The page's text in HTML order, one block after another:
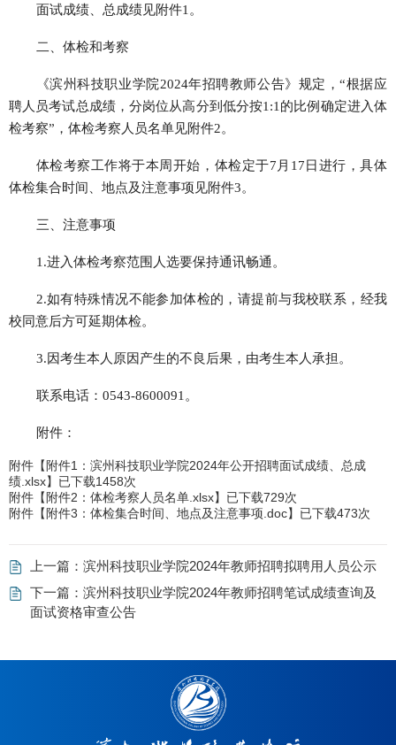
面试成绩、总成绩见附件1。
二、体检和考察
《滨州科技职业学院2024年招聘教师公告》规定，“根据应
聘人员考试总成绩，分岗位从高分到低分按1:1的比例确定进入体
检考察”，体检考察人员名单见附件2。
体检考察工作将于本周开始，体检定于7月17日进行，具体
体检集合时间、地点及注意事项见附件3。
三、注意事项
1.进入体检考察范围人选要保持通讯畅通。
2.如有特殊情况不能参加体检的，请提前与我校联系，经我
校同意后方可延期体检。
3.因考生本人原因产生的不良后果，由考生本人承担。
联系电话：0543-8600091。
附件：
附件【 附件1：滨州科技职业学院2024年公开招聘面试成绩、总成
绩.xlsx】已下载1458次
附件【 附件2：体检考察人员名单.xlsx】已下载729次
附件【 附件3：体检集合时间、地点及注意事项.doc】已下载473次
上一篇： 滨州科技职业学院2024年教师招聘拟聘用人员公示
下一篇： 滨州科技职业学院2024年教师招聘笔试成绩查询及
面试资格审查公告